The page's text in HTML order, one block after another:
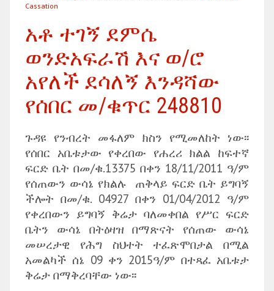
Cassation
አቶ ተገኝ ደምሴ
ወንድአፍራሽ እና ወ/ሮ
አየለች ደሳለኝ እንዳሻው
የሰበር መ/ቁጥር 248810
ጉዳዩ የንብረት መፋለም ክስን የሚመለከት ነው፡፡
የሰበር አቤቱታው የቀረበው የሐረሪ ክልል ከፍተኛ
ፍርድ ቤት በመ/ቁ.13375 በቀን 18/11/2011 ዓ/ም
የሰጠውን ውሳኔ የክልሉ ጠቅላይ ፍርድ ቤት ይግባኝ
ችሎት በመ/ቁ. 04927 በቀን 01/04/2012 ዓ/ም
የቀረበውን ይግባኝ ቅሬታ ባለመቀበል የሥር ፍርድ
ቤትን ውሳኔ በትዕዛዝ በማጽናት የሰጠው ውሳኔ
መሠረታዊ የሕግ ስህተት ተፈጽሞበታል በሚል
አመልካች ሰኔ 09 ቀን 2015ዓ/ም በተጻፈ አቤቱታ
ቅሬታ በማቅረባቸው ነው፡፡